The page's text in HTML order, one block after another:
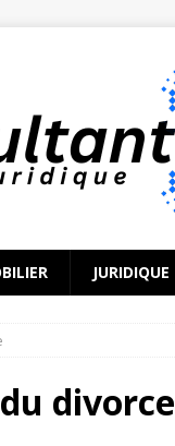
JURIDIQUE
divorce